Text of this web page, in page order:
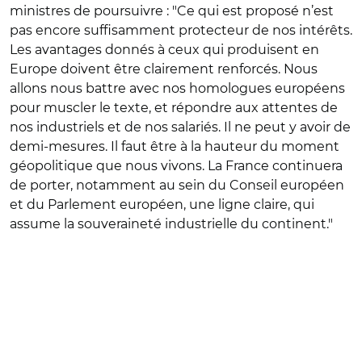
ministres de poursuivre : "Ce qui est proposé n’est
pas encore suffisamment protecteur de nos intérêts.
Les avantages donnés à ceux qui produisent en
Europe doivent être clairement renforcés. Nous
allons nous battre avec nos homologues européens
pour muscler le texte, et répondre aux attentes de
nos industriels et de nos salariés. Il ne peut y avoir de
demi-mesures. Il faut être à la hauteur du moment
géopolitique que nous vivons. La France continuera
de porter, notamment au sein du Conseil européen
et du Parlement européen, une ligne claire, qui
assume la souveraineté industrielle du continent."